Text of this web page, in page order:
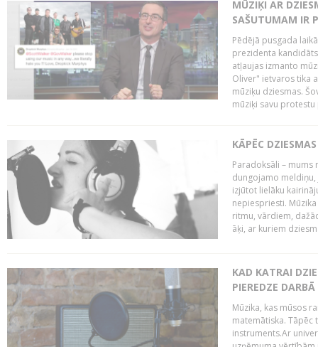
MŪZIĶI AR
SAŠUTUMAM IR
Pēdējā pusgada
prezidenta
atļaujas izmanto
Oliver" ietvaros tika
mūziķu dziesmas.
mūziķi savu
KĀPĒC
Paradoksāli – mums
dungojamo
izjūtot lielāku
nepiespriesti.
ritmu, vārdiem,
āķi, ar kuriem
KAD KATRAI
PIEREDZE
Mūzika, kas mūsos
matemātiska. Tāpēc
instruments.Ar